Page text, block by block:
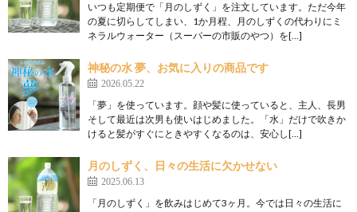
いつも定期便で「月のしずく」を注文しています。ただ今年
の夏に切らしてしまい、1か月程、月のしずくの代わりにミ
ネラルウォーター（スーパーの市販のやつ）を[…]
神秘の水 夢、お気に入りの商品です
2026.05.22
「夢」を使っています。顔や髪に使っていると、主人、長男
そして最近は次男も使いはじめました。「水」だけで吹きか
けると髪がすぐにときやすくなるのは、安心し[…]
月のしずく、日々の生活に欠かせない
2025.06.13
「月のしずく」を飲みはじめて3ヶ月。今では日々の生活に